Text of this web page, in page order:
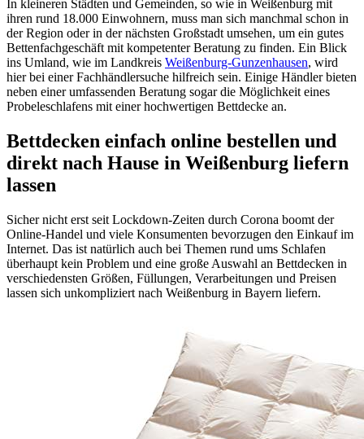
In kleineren Städten und Gemeinden, so wie in Weißenburg mit
ihren rund 18.000 Einwohnern, muss man sich manchmal schon in
der Region oder in der nächsten Großstadt umsehen, um ein gutes
Bettenfachgeschäft mit kompetenter Beratung zu finden. Ein Blick
ins Umland, wie im Landkreis Weißenburg-Gunzenhausen, wird
hier bei einer Fachhändlersuche hilfreich sein. Einige Händler bieten
neben einer umfassenden Beratung sogar die Möglichkeit eines
Probeleschlafens mit einer hochwertigen Bettdecke an.
Bettdecken einfach online bestellen und
direkt nach Hause in Weißenburg liefern
lassen
Sicher nicht erst seit Lockdown-Zeiten durch Corona boomt der
Online-Handel und viele Konsumenten bevorzugen den Einkauf im
Internet. Das ist natürlich auch bei Themen rund ums Schlafen
überhaupt kein Problem und eine große Auswahl an Bettdecken in
verschiedensten Größen, Füllungen, Verarbeitungen und Preisen
lassen sich unkompliziert nach Weißenburg in Bayern liefern.